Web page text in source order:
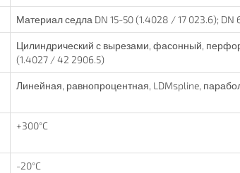
Материал седла DN 15-50 (1.4028 / 17 023.6); DN
Цилиндрический с вырезами, фасонный,
(1.4027 / 42 2906.5)
Линейная, равнопроцентная, LDMspline,
+300°C
-20°C